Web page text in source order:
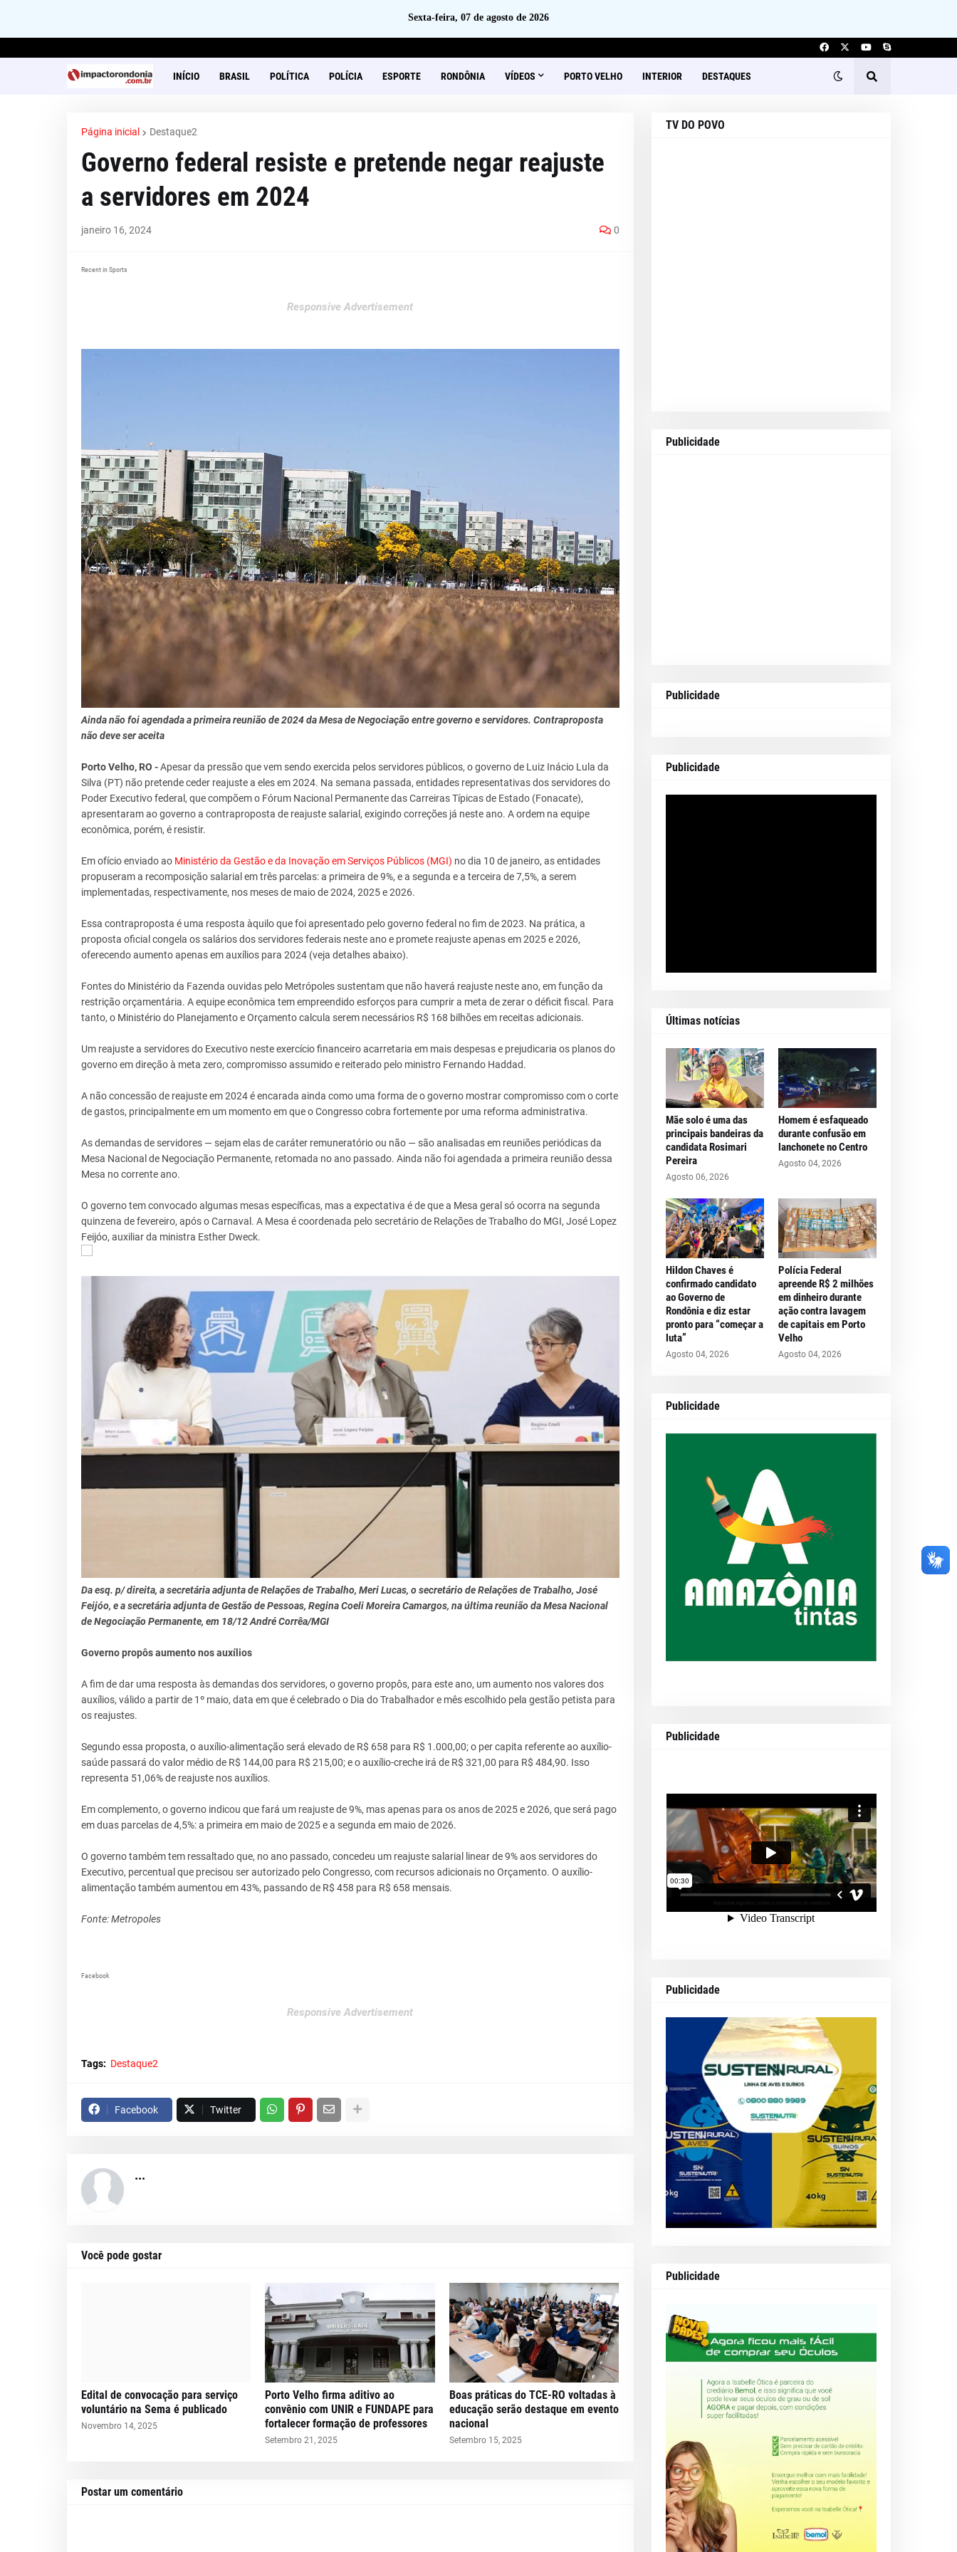
Sexta-feira, 07 de agosto de 2026
INÍCIO BRASIL POLÍTICA POLÍCIA ESPORTE RONDÔNIA VÍDEOS PORTO VELHO INTERIOR DESTAQUES
Página inicial Destaque2
Governo federal resiste e pretende negar reajuste
a servidores em 2024
janeiro 16, 2024 0
Recent in Sports
Responsive Advertisement
Ainda não foi agendada a primeira reunião de 2024 da Mesa de Negociação entre governo e servidores. Contraproposta
não deve ser aceita
Porto Velho, RO -Apesar da pressão que vem sendo exercida pelos servidores públicos, o governo de Luiz Inácio Lula da
Silva (PT) não pretende ceder reajuste a eles em 2024. Na semana passada, entidades representativas dos servidores do
Poder Executivo federal, que compõem o Fórum Nacional Permanente das Carreiras Típicas de Estado (Fonacate),
apresentaram ao governo a contraproposta de reajuste salarial, exigindo correções já neste ano. A ordem na equipe
econômica, porém, é resistir.
Em ofício enviado ao Ministério da Gestão e da Inovação em Serviços Públicos (MGI) no dia 10 de janeiro, as entidades
propuseram a recomposição salarial em três parcelas: a primeira de 9%, e a segunda e a terceira de 7,5%, a serem
implementadas, respectivamente, nos meses de maio de 2024, 2025 e 2026.
Essa contraproposta é uma resposta àquilo que foi apresentado pelo governo federal no fim de 2023. Na prática, a
proposta oficial congela os salários dos servidores federais neste ano e promete reajuste apenas em 2025 e 2026,
oferecendo aumento apenas em auxílios para 2024 (veja detalhes abaixo).
Fontes do Ministério da Fazenda ouvidas pelo Metrópoles sustentam que não haverá reajuste neste ano, em função da
restrição orçamentária. A equipe econômica tem empreendido esforços para cumprir a meta de zerar o déficit fiscal. Para
tanto, o Ministério do Planejamento e Orçamento calcula serem necessários R$ 168 bilhões em receitas adicionais.
Um reajuste a servidores do Executivo neste exercício financeiro acarretaria em mais despesas e prejudicaria os planos do
governo em direção à meta zero, compromisso assumido e reiterado pelo ministro Fernando Haddad.
A não concessão de reajuste em 2024 é encarada ainda como uma forma de o governo mostrar compromisso com o corte
de gastos, principalmente em um momento em que o Congresso cobra fortemente por uma reforma administrativa.
As demandas de servidores — sejam elas de caráter remuneratório ou não — são analisadas em reuniões periódicas da
Mesa Nacional de Negociação Permanente, retomada no ano passado. Ainda não foi agendada a primeira reunião dessa
Mesa no corrente ano.
O governo tem convocado algumas mesas específicas, mas a expectativa é de que a Mesa geral só ocorra na segunda
quinzena de fevereiro, após o Carnaval. A Mesa é coordenada pelo secretário de Relações de Trabalho do MGI, José Lopez
Feijóo, auxiliar da ministra Esther Dweck.
Da esq. p/ direita, a secretária adjunta de Relações de Trabalho, Meri Lucas, o secretário de Relações de Trabalho, José
Feijóo, e a secretária adjunta de Gestão de Pessoas, Regina Coeli Moreira Camargos, na última reunião da Mesa Nacional
de Negociação Permanente, em 18/12 André Corrêa/MGI
Governo propôs aumento nos auxílios
A fim de dar uma resposta às demandas dos servidores, o governo propôs, para este ano, um aumento nos valores dos
auxílios, válido a partir de 1º maio, data em que é celebrado o Dia do Trabalhador e mês escolhido pela gestão petista para
os reajustes.
Segundo essa proposta, o auxílio-alimentação será elevado de R$ 658 para R$ 1.000,00; o per capita referente ao auxílio-
saúde passará do valor médio de R$ 144,00 para R$ 215,00; e o auxílio-creche irá de R$ 321,00 para R$ 484,90. Isso
representa 51,06% de reajuste nos auxílios.
Em complemento, o governo indicou que fará um reajuste de 9%, mas apenas para os anos de 2025 e 2026, que será pago
em duas parcelas de 4,5%: a primeira em maio de 2025 e a segunda em maio de 2026.
O governo também tem ressaltado que, no ano passado, concedeu um reajuste salarial linear de 9% aos servidores do
Executivo, percentual que precisou ser autorizado pelo Congresso, com recursos adicionais no Orçamento. O auxílio-
alimentação também aumentou em 43%, passando de R$ 458 para R$ 658 mensais.
Fonte: Metropoles
Facebook
Responsive Advertisement
Tags: Destaque2
Facebook Twitter
...
Você pode gostar
Edital de convocação para serviço
voluntário na Sema é publicado
Novembro 14, 2025
Porto Velho firma aditivo ao
convênio com UNIR e FUNDAPE para
fortalecer formação de professores
Setembro 21, 2025
Boas práticas do TCE-RO voltadas à
educação serão destaque em evento
nacional
Setembro 15, 2025
Postar um comentário
TV DO POVO
Publicidade
Publicidade
Publicidade
Últimas notícias
Mãe solo é uma das
principais bandeiras da
candidata Rosimari
Pereira
Agosto 06, 2026
Homem é esfaqueado
durante confusão em
lanchonete no Centro
Agosto 04, 2026
Hildon Chaves é
confirmado candidato
ao Governo de
Rondônia e diz estar
pronto para “começar a
luta”
Agosto 04, 2026
Polícia Federal
apreende R$ 2 milhões
em dinheiro durante
ação contra lavagem
de capitais em Porto
Velho
Agosto 04, 2026
Publicidade
Publicidade
Publicidade
Publicidade